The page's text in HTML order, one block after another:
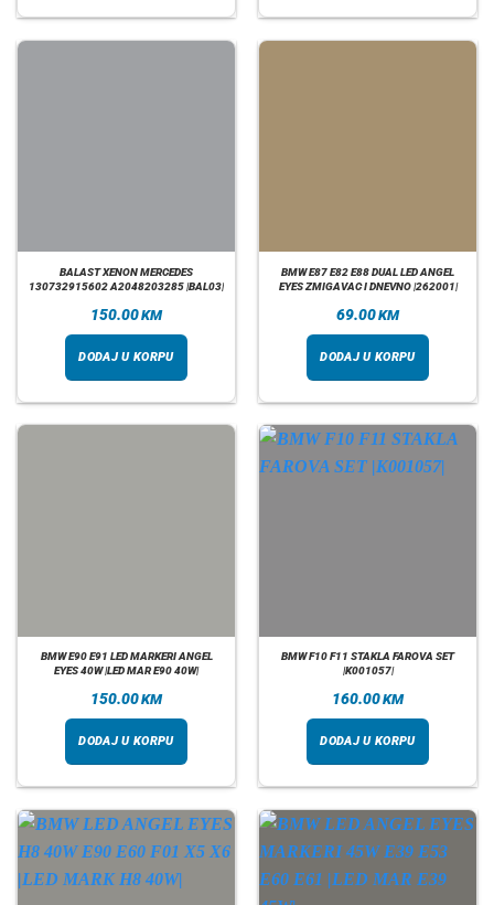
BALAST XENON MERCEDES
130732915602 A2048203285 |BAL03|
150.00KM
DODAJ U KORPU
BMW E87 E82 E88 DUAL LED ANGEL
EYES ZMIGAVAC I DNEVNO |262001|
69.00KM
DODAJ U KORPU
BMW E90 E91 LED MARKERI ANGEL
EYES 40W |LED MAR E90 40W|
150.00KM
DODAJ U KORPU
BMW F10 F11 STAKLA FAROVA SET
|K001057|
160.00KM
DODAJ U KORPU